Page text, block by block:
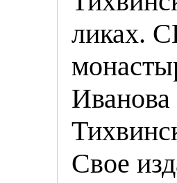
ликах.
Свое